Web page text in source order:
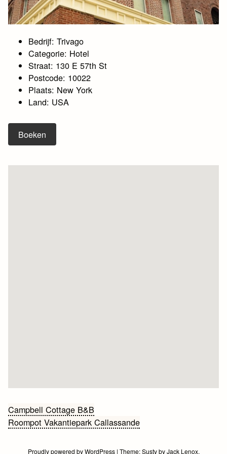
Bedrijf: Trivago
Categorie: Hotel
Straat: 130 E 57th St
Postcode: 10022
Plaats: New York
Land: USA
Boeken
Bericht
navigatie
Campbell Cottage B&B
Roompot Vakantiepark Callassande
Proudly powered by WordPress | Theme:SustybyJack Lenox.